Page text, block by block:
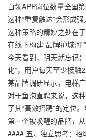
白领APP岗位数量全国
这种“重复触达”会形成强
这种策略的精妙之处在
在线下构建“品牌护城河
今天看到，明天就忘记
化”，用户每天至少接触
某品牌调研显示，电梯
对于鱼泡直聘来说，这
了其“高效招聘”的定位
第一个被唤醒的品牌，
#### 五、独立思考：招